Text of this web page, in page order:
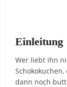
Einleitung
Wer liebt ihn
dann noch